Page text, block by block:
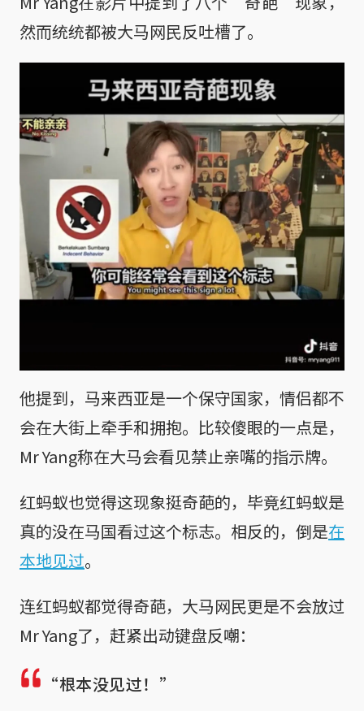
然而统统都被大马网民反吐槽了。
他提到，马来西亚是一个保守国家，情侣都不
会在大街上牵手和拥抱。比较傻眼的一点是，
Mr Yang称在大马会看见禁止亲嘴的指示牌。
红蚂蚁也觉得这现象挺奇葩的，毕竟红蚂蚁是
真的没在马国看过这个标志。相反的，倒是在
本地见过。
连红蚂蚁都觉得奇葩，大马网民更是不会放过
Mr Yang了，赶紧出动键盘反嘲：
“根本没见过！”